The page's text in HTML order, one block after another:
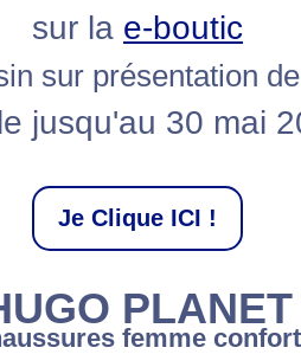
sur la e-boutic
sur présentation
jusqu'au 30 mai
Je Clique ICI !
PLANET
femme confort